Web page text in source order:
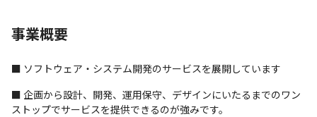
事業概要
■ ソフトウェア・システム開発のサービスを展開しています
■ 企画から設計、開発、運用保守、デザインにいたるまでのワン
ストップでサービスを提供できるのが強みです。